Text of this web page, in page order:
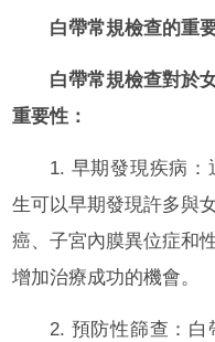
白帶常規檢查的重
白帶常規檢查對於
重要性：
1. 早期發現疾病
生可以早期發現許多與
癌、子宮內膜異位症和
增加治療成功的機會。
2. 預防性篩查：